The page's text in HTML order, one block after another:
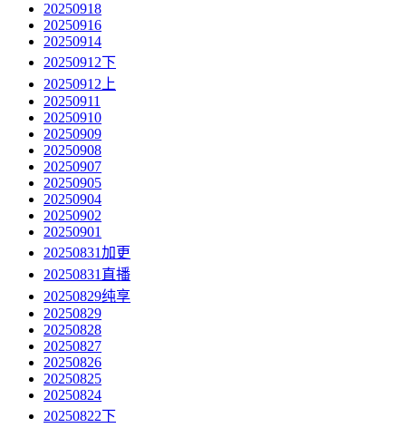
20250918
20250916
20250914
20250912下
20250912上
20250911
20250910
20250909
20250908
20250907
20250905
20250904
20250902
20250901
20250831加更
20250831直播
20250829纯享
20250829
20250828
20250827
20250826
20250825
20250824
20250822下